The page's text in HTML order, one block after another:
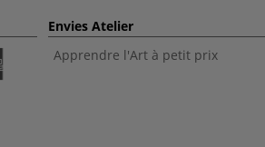
Envies Atelier
Apprendre l'Art à petit prix